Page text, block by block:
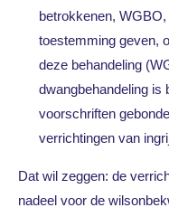
betrokkenen,
toestemming geven,
deze behandeling
dwangbehandeling is
voorschriften
verrichtingen van
Dat wil zeggen: de
nadeel voor de